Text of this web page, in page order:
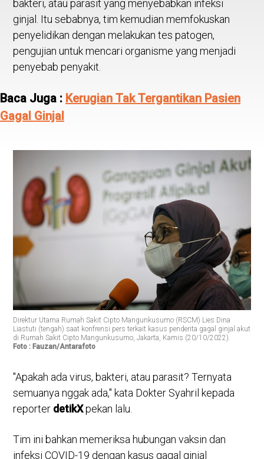
bakteri, atau parasit yang menyebabkan infeksi
ginjal. Itu sebabnya, tim kemudian memfokuskan
penyelidikan dengan melakukan tes patogen,
pengujian untuk mencari organisme yang menjadi
penyebab penyakit.
Baca Juga : Kerugian Tak Tergantikan Pasien
Gagal Ginjal
Direktur Utama Rumah Sakit Cipto Mangunkusumo (RSCM) Lies Dina
Liastuti (tengah) saat konfrensi pers terkait kasus penderita gagal ginjal akut
di Rumah Sakit Cipto Mangunkusumo, Jakarta, Kamis (20/10/2022).
Foto : Fauzan/Antarafoto
"Apakah ada virus, bakteri, atau parasit? Ternyata
semuanya nggak ada," kata Dokter Syahril kepada
reporter detikXpekan lalu.
Tim ini bahkan memeriksa hubungan vaksin dan
infeksi COVID-19 dengan kasus gagal ginjal